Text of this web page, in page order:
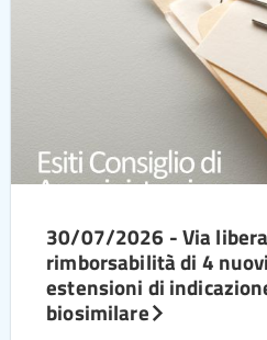
30/07/2026 - Via libera
rimborsabilità di 4
estensioni di
biosimilare